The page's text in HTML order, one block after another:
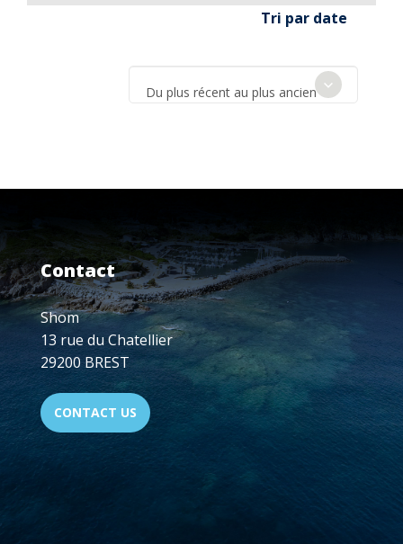
Tri par date
Du plus récent au plus ancien
Contact
Shom
13 rue du Chatellier
29200 BREST
CONTACT US